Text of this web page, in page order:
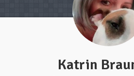
Katrin